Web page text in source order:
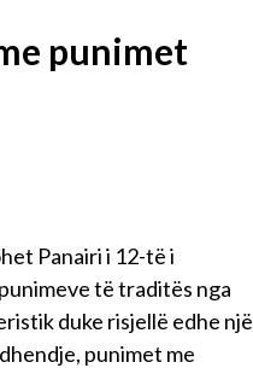
punimet
Panairi i 12-të i
të traditës nga
duke risjellë edhe një
punimet me